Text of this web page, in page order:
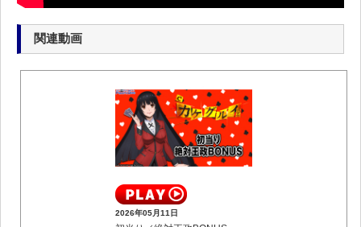
関連動画
2026年05月11日